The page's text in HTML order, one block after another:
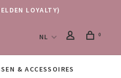
LOYALTY)
NL 0
& ACCESSOIRES